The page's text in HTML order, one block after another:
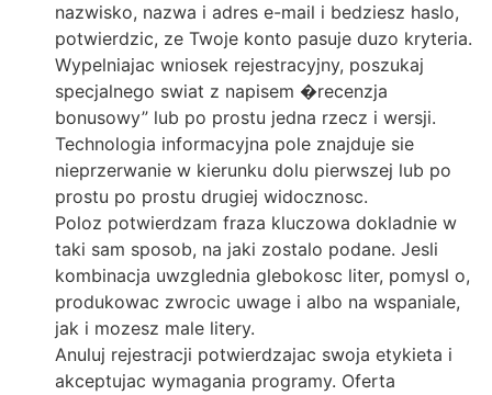
nazwisko, nazwa i adres e-mail i bedziesz haslo,
potwierdzic, ze Twoje konto pasuje duzo kryteria.
Wypelniajac wniosek rejestracyjny, poszukaj
specjalnego swiat z napisem �recenzja
bonusowy” lub po prostu jedna rzecz i wersji.
Technologia informacyjna pole znajduje sie
nieprzerwanie w kierunku dolu pierwszej lub po
prostu po prostu drugiej widocznosc.
Poloz potwierdzam fraza kluczowa dokladnie w
taki sam sposob, na jaki zostalo podane. Jesli
kombinacja uwzglednia glebokosc liter, pomysl o,
produkowac zwrocic uwage i albo na wspaniale,
jak i mozesz male litery.
Anuluj rejestracji potwierdzajac swoja etykieta i
akceptujac wymagania programy. Oferta